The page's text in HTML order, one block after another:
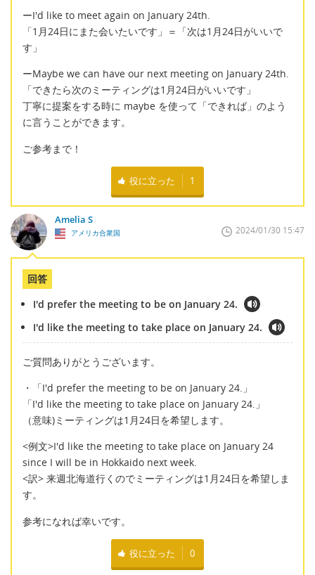
ーI'd like to meet again on January 24th.
「1月24日にまた会いたいです」＝「次は1月24日がいいで
す」
ーMaybe we can have our next meeting on January 24th.
「できたら次のミーティングは1月24日がいいです」
丁寧に提案をする時に maybe を使って「できれば」のよう
に言うことができます。
ご参考まで！
役に立った 1
Amelia S
アメリカ合衆国 2024/01/30 15:47
回答
I'd prefer the meeting to be on January 24.
I'd like the meeting to take place on January 24.
ご質問ありがとうございます。
・「I'd prefer the meeting to be on January 24.」
「I'd like the meeting to take place on January 24.」
（意味)ミーティングは1月24日を希望します。
<例文>I'd like the meeting to take place on January 24
since I will be in Hokkaido next week.
<訳> 来週北海道行くのでミーティングは1月24日を希望しま
す。
参考になれば幸いです。
役に立った 0